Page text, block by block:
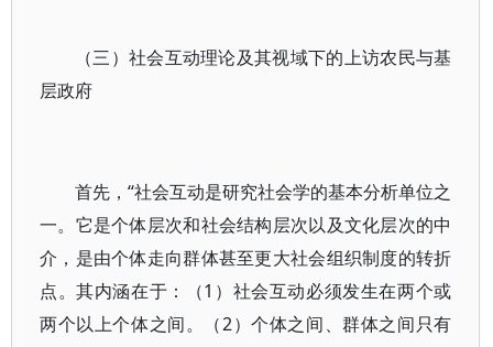
（三）社会互动理论及其视域下的上访农民与基
层政府
首先，“社会互动是研究社会学的基本分析单位之
一。它是个体层次和社会结构层次以及文化层次的中
介，是由个体走向群体甚至更大社会组织制度的转折
点。其内涵在于：（1）社会互动必须发生在两个或
两个以上个体之间。（2）个体之间、群体之间只有